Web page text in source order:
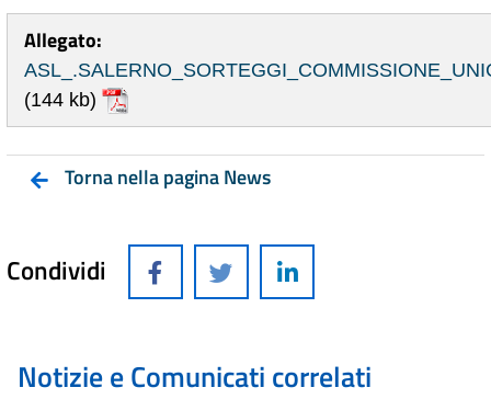
Allegato:
(144 kb)
Torna nella pagina News
Condividi
Notizie e Comunicati correlati